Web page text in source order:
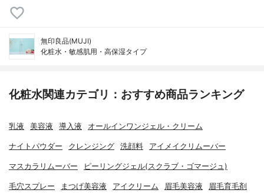
無印良品(MUJI)
化粧水・敏感肌用・高保湿タイプ
化粧水関連カテゴリ：おすすめ商品ランキング
乳液 美容液 導入液 オールインワンジェル・クリーム
ナイトパウダー クレンジング 洗顔料 アイメイクリムーバー
マスカラリムーバー ピーリングジェル(スクラブ・ゴマージュ)
毛穴スプレー まつげ美容液 アイクリーム 眉毛美容液 眉毛育毛剤